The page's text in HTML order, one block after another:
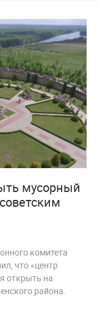
мусорный
комитета
что «центр
открыть на
района.